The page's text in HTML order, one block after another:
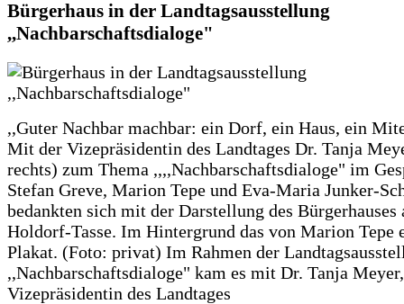
Bürgerhaus in der Landtagsausstellung
,,Nachbarschaftsdialoge"
,,Guter Nachbar machbar: ein Dorf, ein Haus, ein
Mit der Vizepräsidentin des Landtages Dr. Tanja
rechts) zum Thema ,,,,Nachbarschaftsdialoge" im
Stefan Greve, Marion Tepe und Eva-Maria Junker-
bedankten sich mit der Darstellung des Bürgerhauses
Holdorf-Tasse. Im Hintergrund das von Marion Tepe
Plakat. (Foto: privat) Im Rahmen der
,,Nachbarschaftsdialoge" kam es mit Dr. Tanja Meyer,
Vizepräsidentin des Landtages